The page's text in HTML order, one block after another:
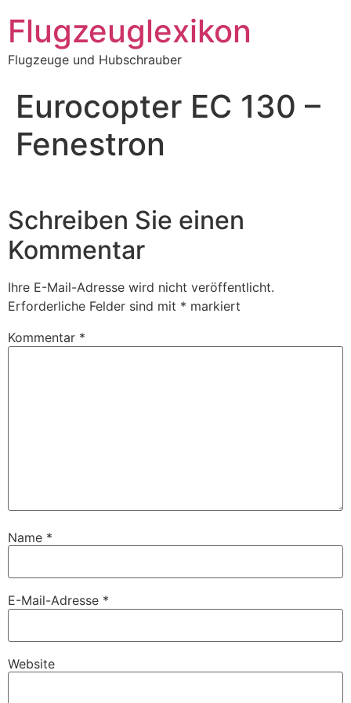
Inhalt
springen
Flugzeuglexikon
Flugzeuge und Hubschrauber
Eurocopter EC 130 –
Fenestron
Schreiben Sie einen
Kommentar
Ihre E-Mail-Adresse wird nicht veröffentlicht.
Erforderliche Felder sind mit * markiert
Kommentar *
Name *
E-Mail-Adresse *
Website